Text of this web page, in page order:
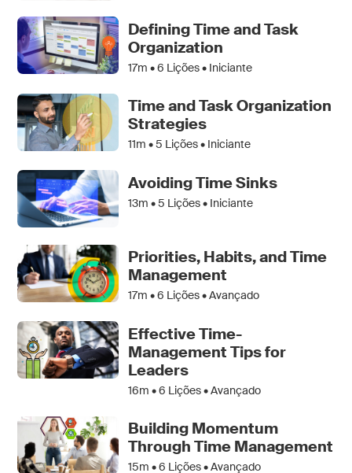
Defining Time and Task
Organization
17m •6 Lições • Iniciante
Time and Task Organization
Strategies
11m •5 Lições • Iniciante
Avoiding Time Sinks
13m •5 Lições • Iniciante
Priorities, Habits, and Time
Management
17m •6 Lições • Avançado
Effective Time-
Management Tips for
Leaders
16m •6 Lições • Avançado
Building Momentum
Through Time Management
15m •6 Lições • Avançado